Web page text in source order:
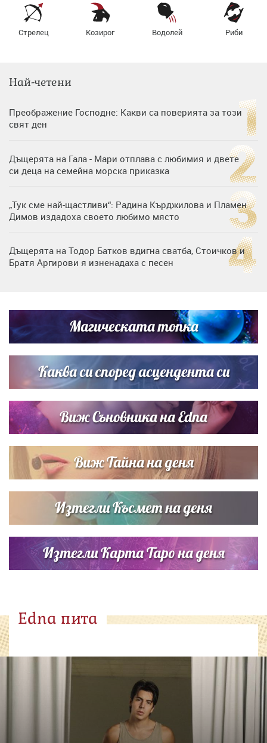
Стрелец Козирог Водолей Риби
Най-четени
Преображение Господне: Какви са поверията за този
свят ден
Дъщерята на Гала - Мари отплава с любимия и двете
си деца на семейна морска приказка
„Тук сме най-щастливи“: Радина Кърджилова и Пламен
Димов издадоха своето любимо място
Дъщерята на Тодор Батков вдигна сватба, Стоичков и
Братя Аргирови я изненадаха с песен
Списъкът е ясен: Джей Ло и Риана във ВИП гостите на
сватбата на Роналдо
Магическата топка
Каква си според асцендента си
Виж Съновника на Edna
Виж Тайна на деня
Изтегли Късмет на деня
Изтегли Карта Таро на деня
Edna пита